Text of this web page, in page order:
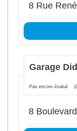
8 Rue
Garage
Pas encore évalué
8